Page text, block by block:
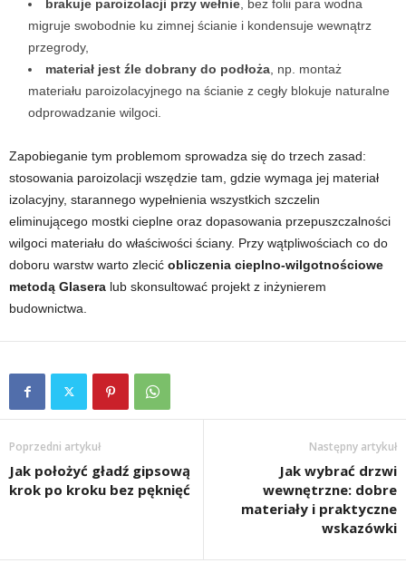
brakuje paroizolacji przy wełnie, bez folii para wodna
migruje swobodnie ku zimnej ścianie i kondensuje wewnątrz
przegrody,
materiał jest źle dobrany do podłoża, np. montaż
materiału paroizolacyjnego na ścianie z cegły blokuje naturalne
odprowadzanie wilgoci.
Zapobieganie tym problemom sprowadza się do trzech zasad:
stosowania paroizolacji wszędzie tam, gdzie wymaga jej materiał
izolacyjny, starannego wypełnienia wszystkich szczelin
eliminującego mostki cieplne oraz dopasowania przepuszczalności
wilgoci materiału do właściwości ściany. Przy wątpliwościach co do
doboru warstw warto zlecić obliczenia cieplno-wilgotnościowe
metodą Glasera lub skonsultować projekt z inżynierem
budownictwa.
Poprzedni artykuł
Jak położyć gładź gipsową
krok po kroku bez pęknięć
Następny artykuł
Jak wybrać drzwi
wewnętrzne: dobre
materiały i praktyczne
wskazówki